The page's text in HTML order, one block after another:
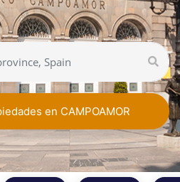
en CAMPOAMOR